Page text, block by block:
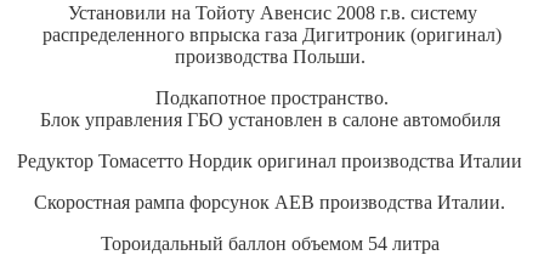
Установили на Тойоту Авенсис 2008 г.в. систему
распределенного впрыска газа Дигитроник (оригинал)
производства Польши.
Подкапотное пространство.
Блок управления ГБО установлен в салоне автомобиля
Редуктор Томасетто Нордик оригинал производства Италии
Скоростная рампа форсунок АЕВ производства Италии.
Тороидальный баллон объемом 54 литра